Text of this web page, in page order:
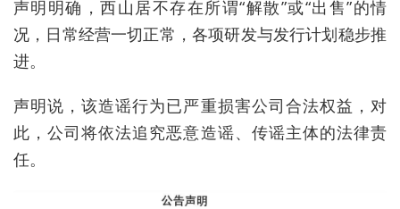
声明明确，西山居不存在所谓“解散”或“出售”的情
况，日常经营一切正常，各项研发与发行计划稳步推
进。
声明说，该造谣行为已严重损害公司合法权益，对
此，公司将依法追究恶意造谣、传谣主体的法律责
任。